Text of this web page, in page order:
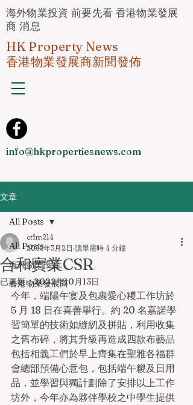
海外物業投資 前要先看 香港物業發展
商 消息
HK Property News
香港物業發展商新聞發佈
info@hkpropertiesnews.com
文章
All Posts
海外物業投資
香港物業發展商
All Posts
合和實業CSR
ctfm214
2022年3月2日 讀畢需時 4 分鐘
已更新：2022年10月13日
今年，端陽午宴及包裹愛心糭工作坊於
5 月 18 日在喜善舉行。約 20 名嘉諾學
習簡單的技術如縫紉及拼貼，利用收集
之舊布碎，將其升級再造成四款布藝品
包括相義工們於早上齊集在聖雅各福群
會總部預備心意包，包括端午糉及日用
品，並學習與獨計劃除了安排以上工作
坊外，今年亦為夥伴學校之中學生提供